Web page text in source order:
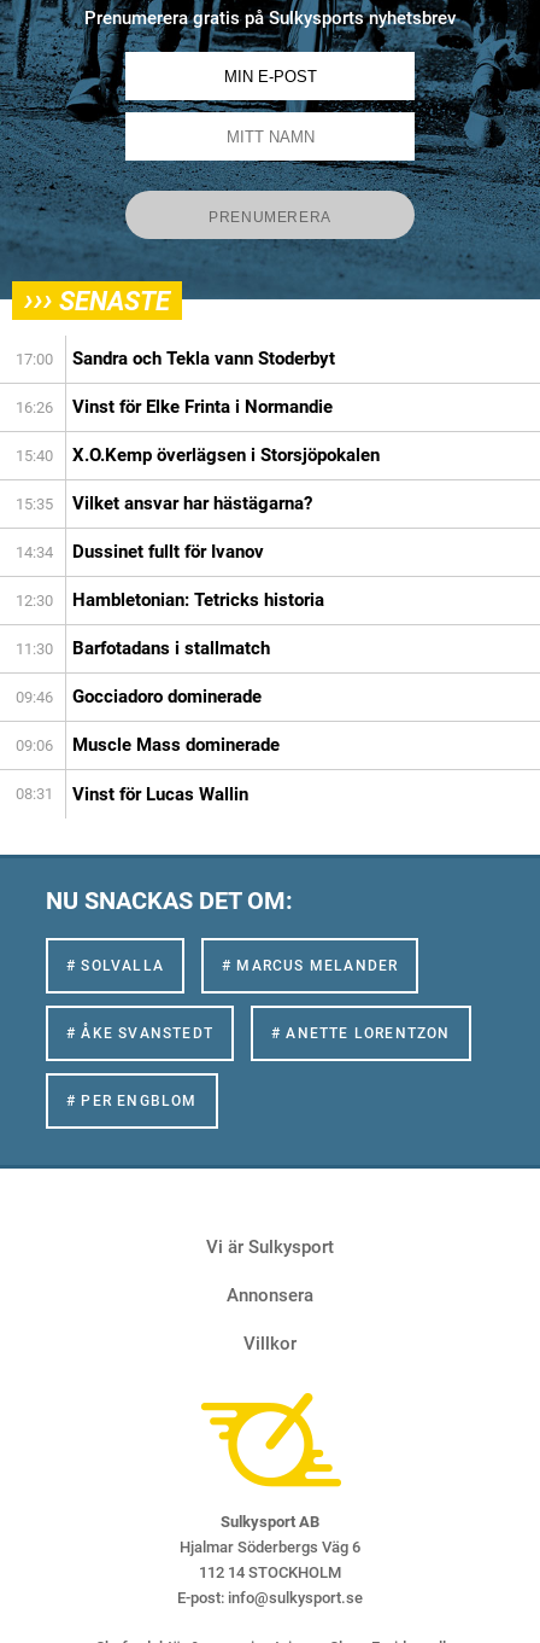
Prenumerera gratis på Sulkysports nyhetsbrev
››› SENASTE
17:00 Sandra och Tekla vann Stoderbyt
16:26 Vinst för Elke Frinta i Normandie
15:40 X.O.Kemp överlägsen i Storsjöpokalen
15:35 Vilket ansvar har hästägarna?
14:34 Dussinet fullt för Ivanov
12:30 Hambletonian: Tetricks historia
11:30 Barfotadans i stallmatch
09:46 Gocciadoro dominerade
09:06 Muscle Mass dominerade
08:31 Vinst för Lucas Wallin
NU SNACKAS DET OM:
# SOLVALLA # MARCUS MELANDER
# ÅKE SVANSTEDT # ANETTE LORENTZON
# PER ENGBLOM
Vi är Sulkysport
Annonsera
Villkor
Sulkysport AB
Hjalmar Söderbergs Väg 6
112 14 STOCKHOLM
E-post: info@sulkysport.se